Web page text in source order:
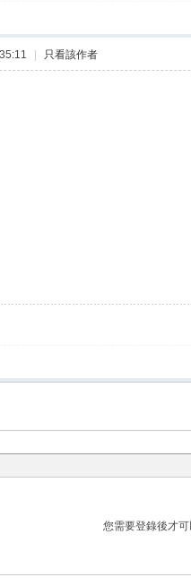
只看該作者
您需要登錄後才